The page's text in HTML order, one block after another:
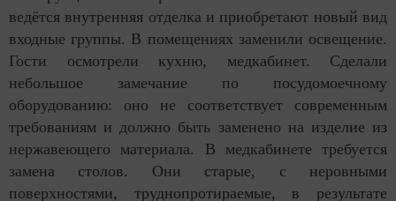
ведётся внутренняя отделка и приобретают новый вид
входные группы. В помещениях заменили освещение.
Гости осмотрели кухню, медкабинет. Сделали
небольшое замечание по посудомоечному
оборудованию: оно не соответствует современным
требованиям и должно быть заменено на изделие из
нержавеющего материала. В медкабинете требуется
замена столов. Они старые, с неровными
поверхностями, труднопротираемые, в результате